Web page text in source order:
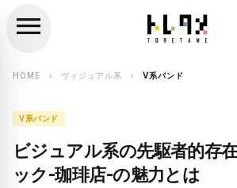
search
menu
HOME chevron_right ヴィジュアル系 chevron_right V系バンド
V系バンド
ビジュアル系の先駆者的存
ック-珈琲店-の魅力とは